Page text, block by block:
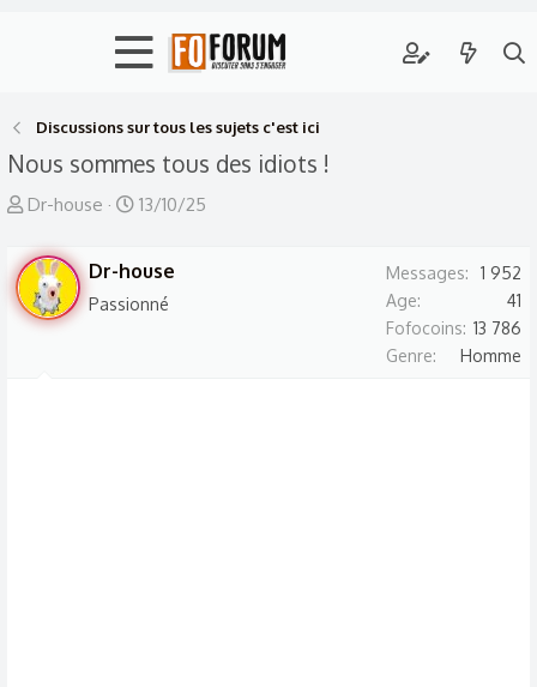
Discussions sur tous les sujets c'est ici
Nous sommes tous des idiots !
A
t
e
u
Dr-house
D
t
13/10/25
Dr-house
Passionné
Messages
1 952
Age
41
Fofocoins 13 786
Genre
Homme